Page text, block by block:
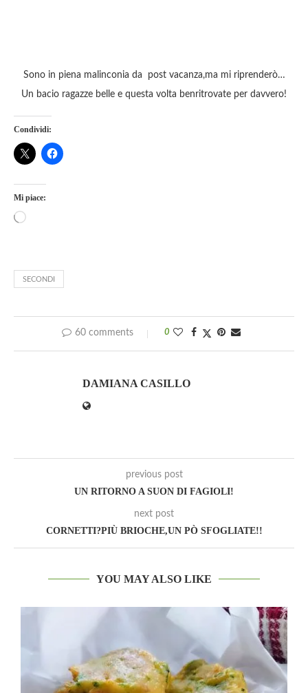
Sono in piena malinconia da post vacanza,ma mi riprenderò…
Un bacio ragazze belle e questa volta benritrovate per davvero!
Condividi:
Mi piace:
SECONDI
60 comments 0
DAMIANA CASILLO
previous post
UN RITORNO A SUON DI FAGIOLI!
next post
CORNETTI?PIÙ BRIOCHE,UN PÒ SFOGLIATE!!
YOU MAY ALSO LIKE